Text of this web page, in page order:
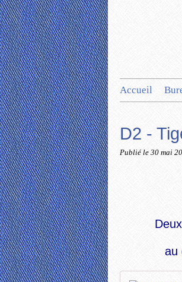
Accueil
D2 -
Publié le 30 mai
au